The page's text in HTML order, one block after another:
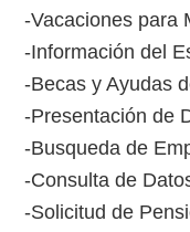
-Vacaciones para
-Información del
-Becas y Ayudas
-Presentación de
-Busqueda de
-Consulta de
-Solicitud de